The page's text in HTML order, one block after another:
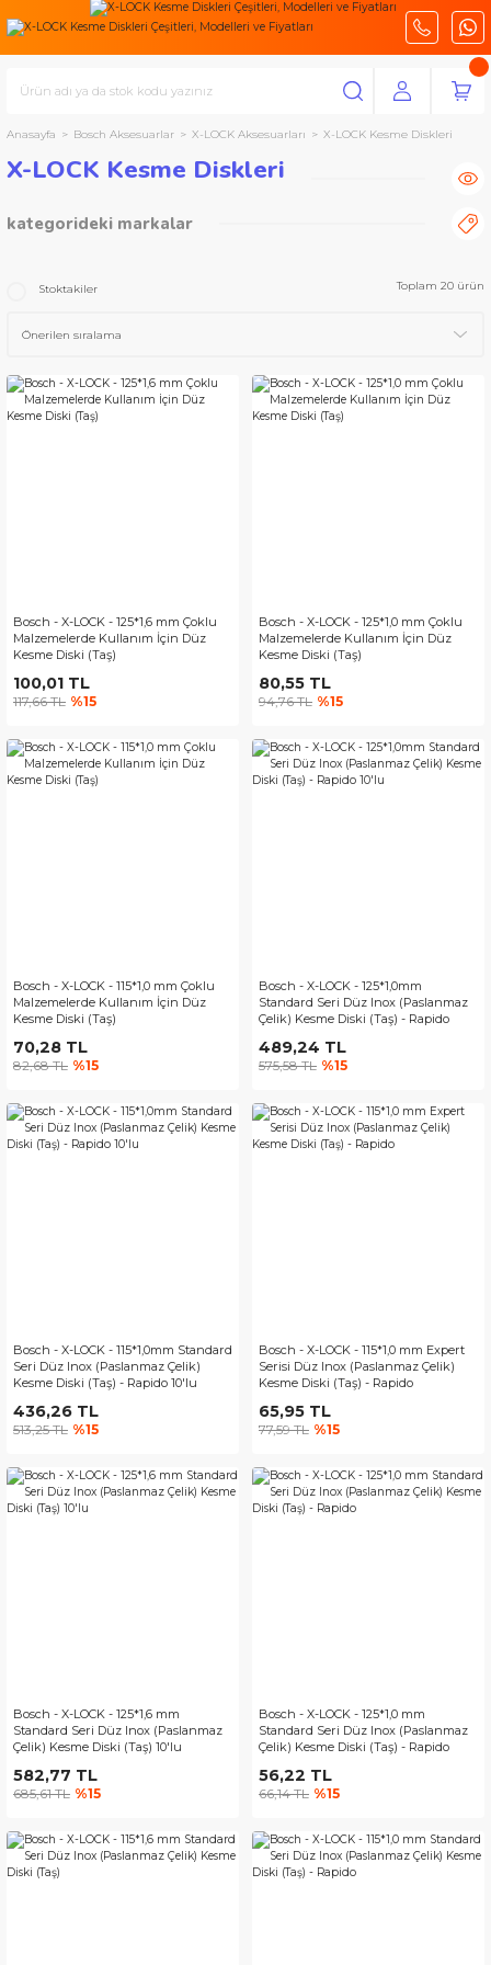
Anasayfa Bosch Aksesuarlar X-LOCK Aksesuarları X-LOCK Kesme Diskleri
X-LOCK Kesme Diskleri
kategorideki markalar
Stoktakiler Toplam 20 ürün
Bosch - X-LOCK - 125*1,6 mm Çoklu
Malzemelerde Kullanım İçin Düz
Kesme Diski (Taş)
100,01 TL
117,66 TL %15
Bosch - X-LOCK - 125*1,0 mm Çoklu
Malzemelerde Kullanım İçin Düz
Kesme Diski (Taş)
80,55 TL
94,76 TL %15
Bosch - X-LOCK - 115*1,0 mm Çoklu
Malzemelerde Kullanım İçin Düz
Kesme Diski (Taş)
70,28 TL
82,68 TL %15
Bosch - X-LOCK - 125*1,0mm
Standard Seri Düz Inox (Paslanmaz
Çelik) Kesme Diski (Taş) - Rapido
489,24 TL
575,58 TL %15
Bosch - X-LOCK - 115*1,0mm Standard
Seri Düz Inox (Paslanmaz Çelik)
Kesme Diski (Taş) - Rapido 10'lu
436,26 TL
513,25 TL %15
Bosch - X-LOCK - 115*1,0 mm Expert
Serisi Düz Inox (Paslanmaz Çelik)
Kesme Diski (Taş) - Rapido
65,95 TL
77,59 TL %15
Bosch - X-LOCK - 125*1,6 mm
Standard Seri Düz Inox (Paslanmaz
Çelik) Kesme Diski (Taş) 10'lu
582,77 TL
685,61 TL %15
Bosch - X-LOCK - 125*1,0 mm
Standard Seri Düz Inox (Paslanmaz
Çelik) Kesme Diski (Taş) - Rapido
56,22 TL
66,14 TL %15